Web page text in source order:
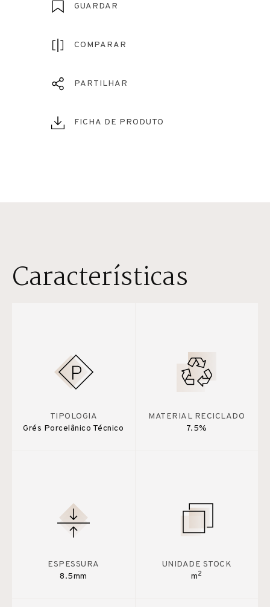
GUARDAR
COMPARAR
PARTILHAR
FICHA DE PRODUTO
Características
TIPOLOGIA
Grés Porcelânico Técnico
MATERIAL RECICLADO
7.5%
ESPESSURA
8.5mm
UNIDADE STOCK
m2